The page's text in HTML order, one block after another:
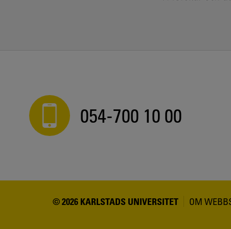
054-700 10 00
© 2026 KARLSTADS UNIVERSITET OM